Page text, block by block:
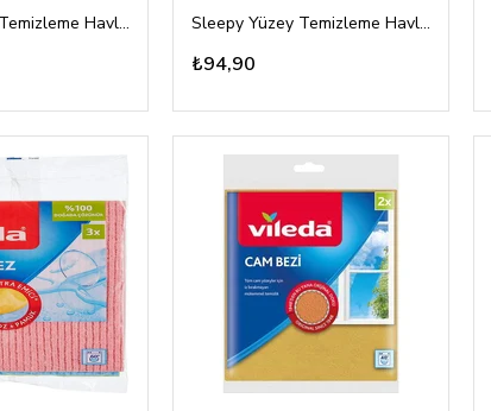
Sleepy Yüzey Temizleme Havlusu Beyaz Sabun Kolkulu 100'lü Sleepy Yüzey Temizleme Havlusu Çam Kolkulu 100'lü
₺94,90